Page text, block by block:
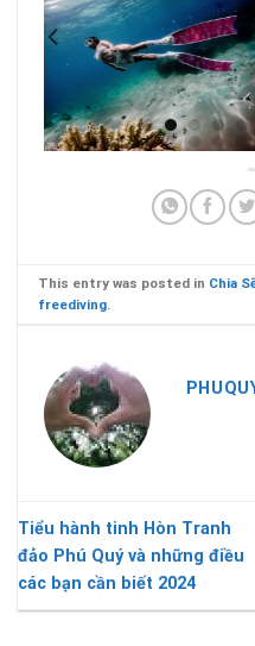
This entry was posted in Chia
freediving.
Tiểu hành tinh Hòn Tranh
đảo Phú Quý và những điều
các bạn cần biết 2024